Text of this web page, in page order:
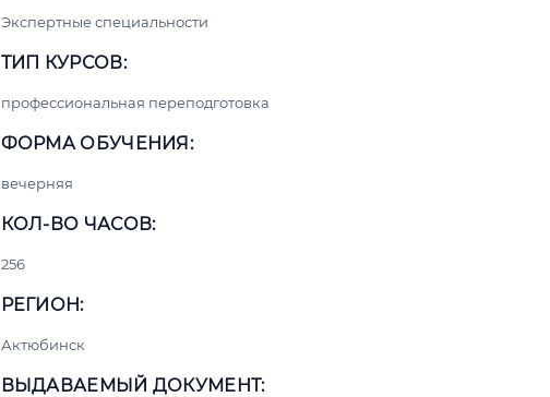
Экспертные специальности
ТИП КУРСОВ:
профессиональная переподготовка
ФОРМА ОБУЧЕНИЯ:
вечерняя
КОЛ-ВО ЧАСОВ:
256
РЕГИОН:
Актюбинск
ВЫДАВАЕМЫЙ ДОКУМЕНТ: